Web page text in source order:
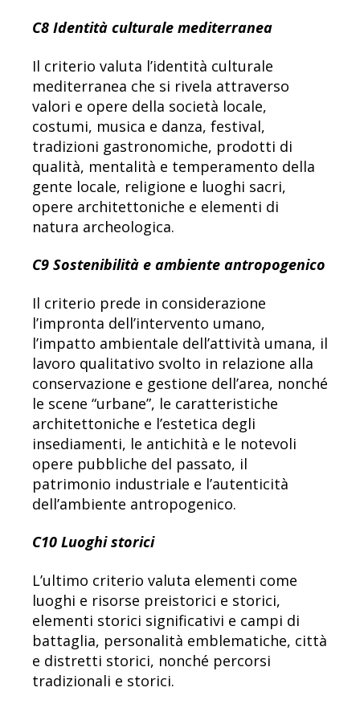
C8 Identità culturale mediterranea
Il criterio valuta l’identità culturale
mediterranea che si rivela attraverso
valori e opere della società locale,
costumi, musica e danza, festival,
tradizioni gastronomiche, prodotti di
qualità, mentalità e temperamento della
gente locale, religione e luoghi sacri,
opere architettoniche e elementi di
natura archeologica.
C9 Sostenibilità e ambiente antropogenico
Il criterio prede in considerazione
l’impronta dell’intervento umano,
l’impatto ambientale dell’attività umana, il
lavoro qualitativo svolto in relazione alla
conservazione e gestione dell’area, nonché
le scene “urbane”, le caratteristiche
architettoniche e l’estetica degli
insediamenti, le antichità e le notevoli
opere pubbliche del passato, il
patrimonio industriale e l’autenticità
dell’ambiente antropogenico.
C10 Luoghi storici
L’ultimo criterio valuta elementi come
luoghi e risorse preistorici e storici,
elementi storici significativi e campi di
battaglia, personalità emblematiche, città
e distretti storici, nonché percorsi
tradizionali e storici.